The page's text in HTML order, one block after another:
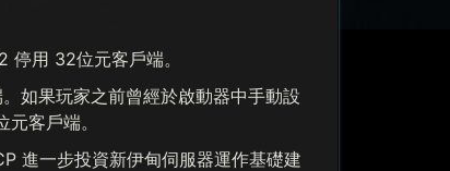
用 32位元客戶端。
如果玩家之前曾經於啟動器中手動設
客戶端。
進一步投資新伊甸伺服器運作基礎建